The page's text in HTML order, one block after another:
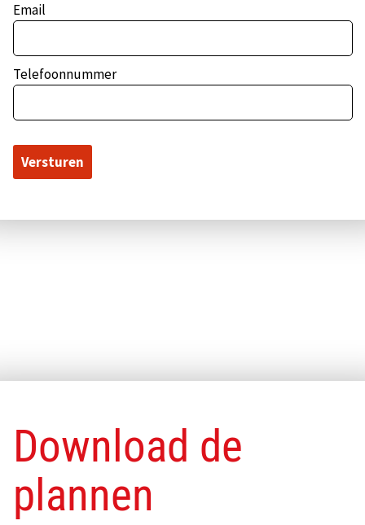
Email
Telefoonnummer
Download de
plannen